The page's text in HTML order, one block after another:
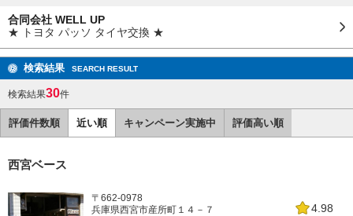
合同会社 WELL UP
★ トヨタ パッソ タイヤ交換 ★
検索結果 SEARCH RESULT
検索結果30件
評価件数順 近い順 キャンペーン実施中 評価高い順
西宮ベース
4.98
〒662-0978
兵庫県西宮市産所町１４－７